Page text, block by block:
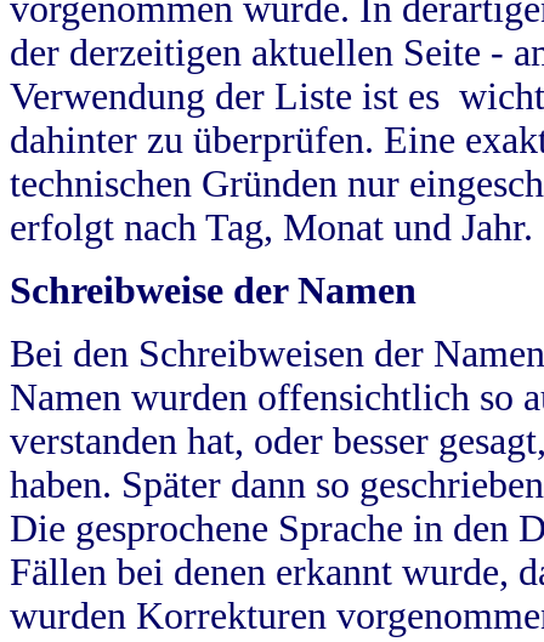
vorgenommen wurde. In
der derzeitigen aktuellen Seite -
Verwendung der Liste ist es
dahinter zu überprüfen. Eine
technischen Gründen nur
erfolgt nach Tag, Monat und Jahr.
Schreibweise der Namen
Bei den Schreibweisen der
Namen wurden offensichtlich so
verstanden hat, oder besser
haben. Später dann so
Die gesprochene Sprache in
Fällen bei denen erkannt wurde,
wurden Korrekturen